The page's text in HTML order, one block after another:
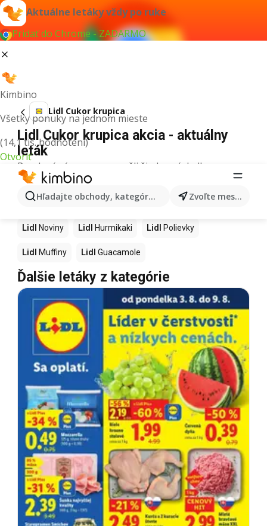
Aktuálne letáky vždy po ruke
Pridať do Chrome - ZADARMO
Kimbino
Všetky ponuky na jednom mieste
(14,1 tis. hodnotení)
Otvoriť
Hľadajte obchody, kategórie, produkty... Zvoľte mesto
Lidl Cukor krupica
Lidl Cukor krupica akcia - aktuálny
leták
Pre daný výraz sme nenašli žiadne výsledky.
Ďalšie produkty v obchodoch Lidl
Lidl Kapor Ashwagandha Nintendo Switch
Lidl Noviny Lidl Hurmikaki Lidl Polievky
Lidl Muffiny Lidl Guacamole
Ďalšie letáky z kategórie